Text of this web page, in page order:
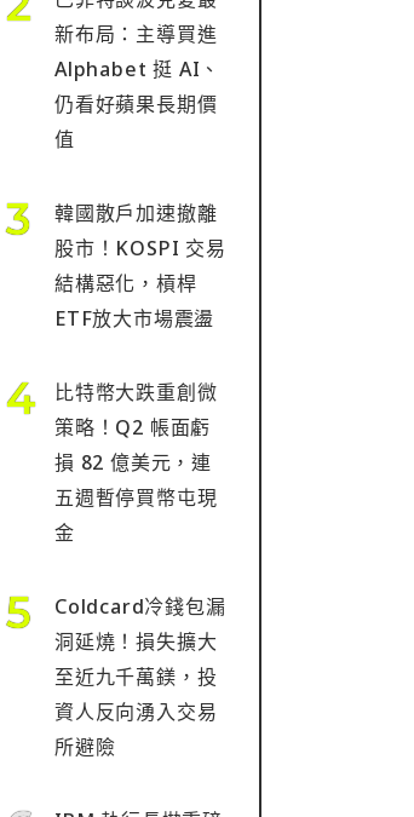
新布局：主導買進
Alphabet 挺 AI、
仍看好蘋果長期價
值
韓國散戶加速撤離
股市！KOSPI 交易
結構惡化，槓桿
ETF放大市場震盪
比特幣大跌重創微
策略！Q2 帳面虧
損 82 億美元，連
五週暫停買幣屯現
金
Coldcard冷錢包漏
洞延燒！損失擴大
至近九千萬鎂，投
資人反向湧入交易
所避險